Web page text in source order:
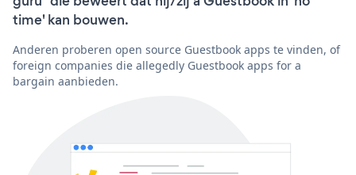
time' kan bouwen.
Anderen proberen open source Guestbook apps te vinden, of
foreign companies die allegedly Guestbook apps for a
bargain aanbieden.